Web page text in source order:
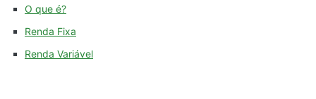
O que é?
Renda Fixa
Renda Variável